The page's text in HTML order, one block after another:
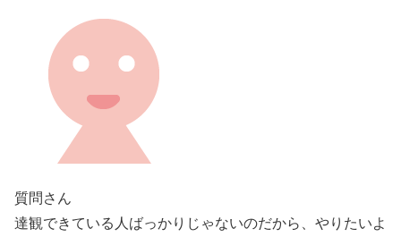
質問さん
達観できている人ばっかりじゃないのだから、やりたいよ